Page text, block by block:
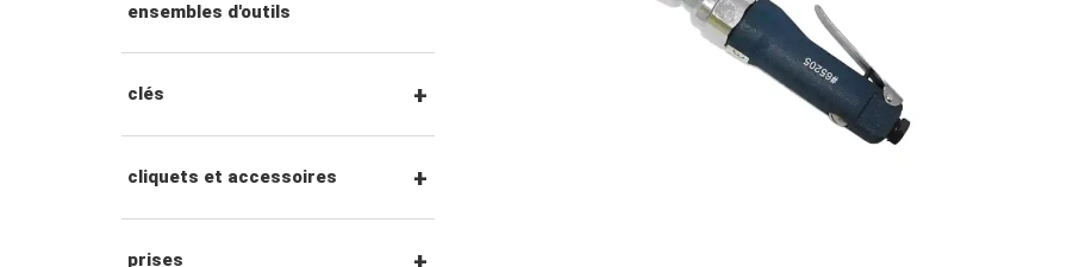
ensembles d'outils
clés
clés mixtes
clés mixtes à cliquet
cliquets et accessoires
Cliquets et accessoires à
prises